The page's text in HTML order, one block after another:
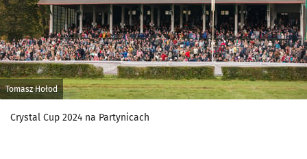
Tomasz Hołod
Crystal Cup 2024 na Partynicach